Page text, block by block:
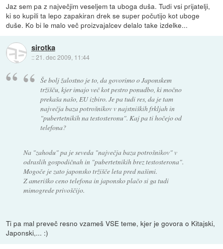
Jaz sem pa z največjim veseljem ta uboga duša. Tudi vsi prijatelji,
ki so kupili ta lepo zapakiran drek se super počutijo kot uboge
duše. Ko bi le malo več proizvajalcev delalo take izdelke...
sirotka
::21. dec 2009, 11:44
Še bolj žalostno je to, da govorimo o Japonskem
tržišču, kjer imajo več kot pestro ponudbo, ki močno
prekaša našo, EU izbiro. Je pa tudi res, da je tam
največja baza potrošnikov v najstniških frkljah in
"pubertetnikih na testosteronu". Kaj pa ti hočejo od
telefona?
Na "zahodu" pa je seveda "največja baza potrošnikov" v
odraslih gospodičnah in "pubertetnikih brez testosterona".
Mogoče je zato japonsko tržišče leta pred našimi.
Z ameriško ceno telefona in japonsko plačo si ga tudi
mimogrede privoščijo.
Ti pa mal preveč resno vzameš VSE teme, kjer je govora o Kitajski,
Japonski,... :)